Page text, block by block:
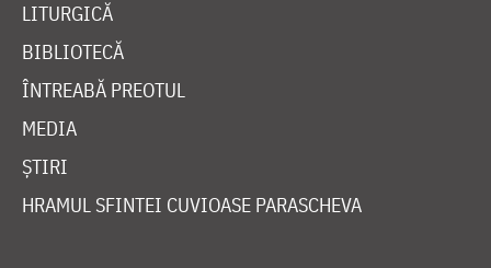
LITURGICĂ
BIBLIOTECĂ
ÎNTREABĂ PREOTUL
MEDIA
ȘTIRI
HRAMUL SFINTEI CUVIOASE PARASCHEVA